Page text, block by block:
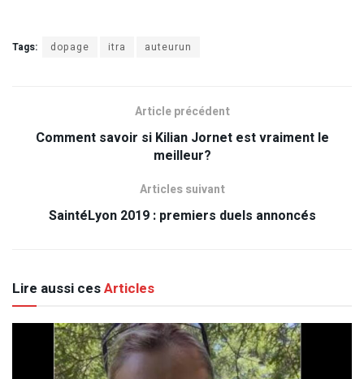
Tags: dopage itra auteurun
Article précédent
Comment savoir si Kilian Jornet est vraiment le
meilleur?
Articles suivant
SaintéLyon 2019 : premiers duels annoncés
Lire aussi cesArticles